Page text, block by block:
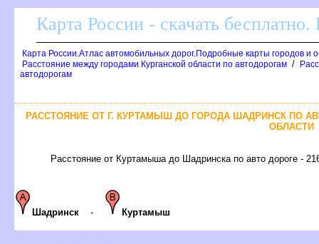
Карта России - скачать
Карта России.Атлас автомобильных дорог.Подробные карты городов и
Расстояние между городами Курганской области по автодорогам /
автодорогам
РАССТОЯНИЕ ОТ Г. КУРТАМЫШ ДО ГОРОДА ШАДРИНСК ПО
ОБЛАСТИ
Расстояние от Куртамыша до Шадринска по авто дороге -
Шадринск - Куртамыш